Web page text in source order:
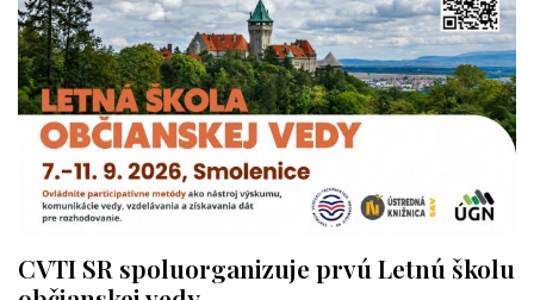
CVTI SR spoluorganizuje prvú Letnú školu